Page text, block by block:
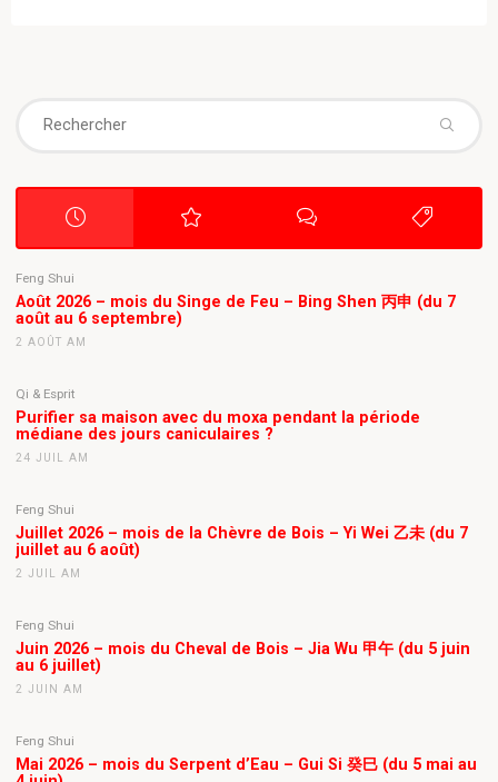
Feng Shui
Août 2026 – mois du Singe de Feu – Bing Shen 丙申 (du 7
août au 6 septembre)
2 AOÛT AM
Qi & Esprit
Purifier sa maison avec du moxa pendant la période
médiane des jours caniculaires ?
24 JUIL AM
Feng Shui
Juillet 2026 – mois de la Chèvre de Bois – Yi Wei 乙未 (du 7
juillet au 6 août)
2 JUIL AM
Feng Shui
Juin 2026 – mois du Cheval de Bois – Jia Wu 甲午 (du 5 juin
au 6 juillet)
2 JUIN AM
Feng Shui
Mai 2026 – mois du Serpent d’Eau – Gui Si 癸巳 (du 5 mai au